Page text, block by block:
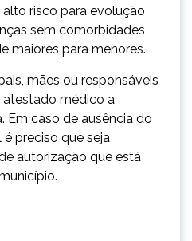
risco para evolução
sem comorbidades
maiores para menores.
mães ou responsáveis
médico a
Em caso de ausência do
preciso que seja
autorização que está